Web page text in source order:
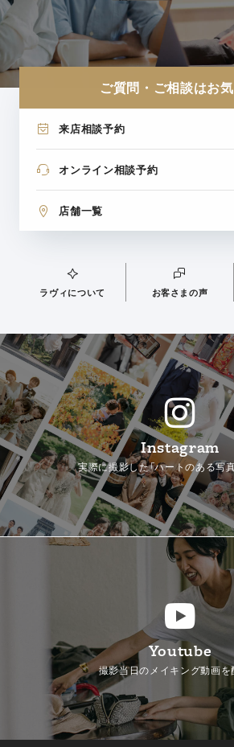
ご質問・ご相談はお
来店相談予約
オンライン相談予約
店舗一覧
ラヴィについて お客さまの声
Instagram
実際に撮影した「ハートのある写
Youtube
撮影当日のメイキング動画を